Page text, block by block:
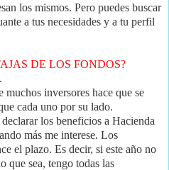
los mismos. Pero puedes buscar
a tus necesidades y a tu perfil
DE LOS FONDOS?
inversores hace que se
cada uno por su lado.
los beneficios a Hacienda
más me interese. Los
el plazo. Es decir, si este año no
que sea, tengo todas las